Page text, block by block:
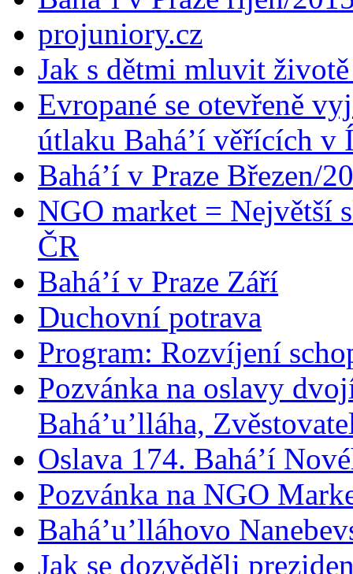
projuniory.cz
Jak s dětmi mluvit
Evropané se otevřeně
útlaku Bahá’í věřících v
Bahá’í v Praze Březen/
NGO market = Největší
ČR
Bahá’í v Praze Září
Duchovní potrava
Program: Rozvíjení
Pozvánka na oslavy
Bahá’u’lláha,
Oslava 174. Bahá’í
Pozvánka na NGO
Bahá’u’lláhovo
Jak se dozvěděli